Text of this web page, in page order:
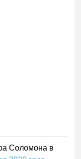
Соломона в